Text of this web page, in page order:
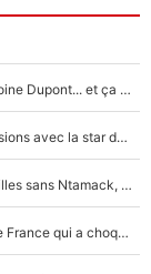
Un joueur dévoile la méthode secrète pour battre Antoine Dupont... et ça marche !
Clash avec Antoine Dupont : Un joueur réagit aux tensions avec la star du XV de France !
Matthieu Jalibert avec Antoine Dupont : Les retrouvailles sans Ntamack, «il y a eu des discussions»
«Il est complètement fou ce mec» : Le joueur du XV de France qui a choqué Matthieu Jalibert !